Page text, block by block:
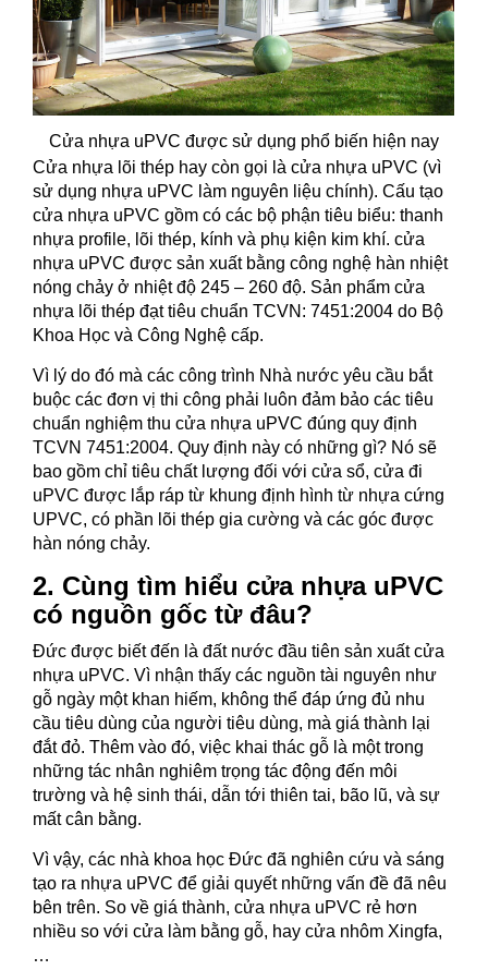
Cửa nhựa uPVC được sử dụng phổ biến hiện nay
Cửa nhựa lõi thép hay còn gọi là cửa nhựa uPVC (vì
sử dụng nhựa uPVC làm nguyên liệu chính). Cấu tạo
cửa nhựa uPVC gồm có các bộ phận tiêu biểu: thanh
nhựa profile, lõi thép, kính và phụ kiện kim khí. cửa
nhựa uPVC được sản xuất bằng công nghệ hàn nhiệt
nóng chảy ở nhiệt độ 245 – 260 độ. Sản phẩm cửa
nhựa lõi thép đạt tiêu chuẩn TCVN: 7451:2004 do Bộ
Khoa Học và Công Nghệ cấp.
Vì lý do đó mà các công trình Nhà nước yêu cầu bắt
buộc các đơn vị thi công phải luôn đảm bảo các tiêu
chuẩn nghiệm thu cửa nhựa uPVC đúng quy định
TCVN 7451:2004. Quy định này có những gì? Nó sẽ
bao gồm chỉ tiêu chất lượng đối với cửa sổ, cửa đi
uPVC được lắp ráp từ khung định hình từ nhựa cứng
UPVC, có phần lõi thép gia cường và các góc được
hàn nóng chảy.
2. Cùng tìm hiểu cửa nhựa uPVC
có nguồn gốc từ đâu?
Đức được biết đến là đất nước đầu tiên sản xuất cửa
nhựa uPVC. Vì nhận thấy các nguồn tài nguyên như
gỗ ngày một khan hiếm, không thể đáp ứng đủ nhu
cầu tiêu dùng của người tiêu dùng, mà giá thành lại
đắt đỏ. Thêm vào đó, việc khai thác gỗ là một trong
những tác nhân nghiêm trọng tác động đến môi
trường và hệ sinh thái, dẫn tới thiên tai, bão lũ, và sự
mất cân bằng.
Vì vậy, các nhà khoa học Đức đã nghiên cứu và sáng
tạo ra nhựa uPVC để giải quyết những vấn đề đã nêu
bên trên. So về giá thành, cửa nhựa uPVC rẻ hơn
nhiều so với cửa làm bằng gỗ, hay cửa nhôm Xingfa,
…